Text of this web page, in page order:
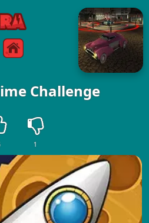
Challenge
1